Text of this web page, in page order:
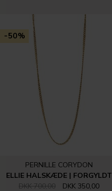
-50%
PERNILLE CORYDON
ELLIE HALSKÆDE | FORGYLDT
DKK 700,00
DKK 350,00